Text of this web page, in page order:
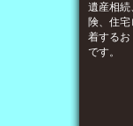
遺産相続
険、住
着するお
です。